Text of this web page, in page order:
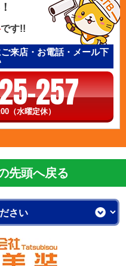
です!!
来店・お電話・メール下
257
（水曜定休）
先頭へ戻る